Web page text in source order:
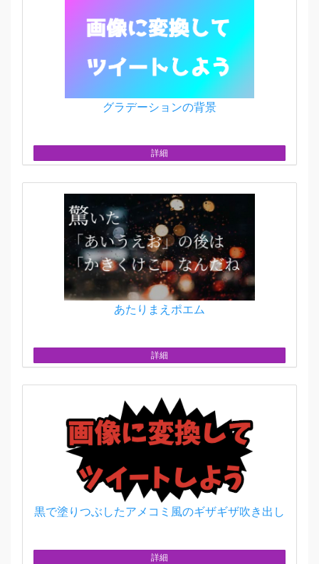
グラデーションの背景
詳細
あたりまえポエム
詳細
黒で塗りつぶしたアメコミ風のギザギザ吹き出し
詳細